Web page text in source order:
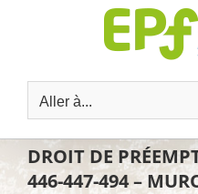
Aller à...
DROIT DE
446-447-494 –